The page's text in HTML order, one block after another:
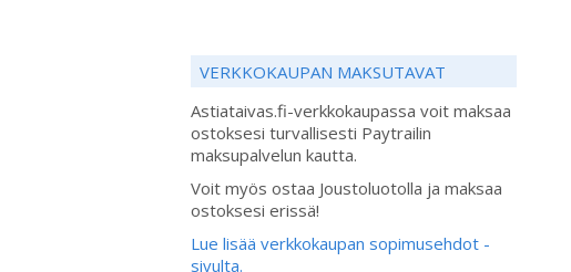
VERKKOKAUPAN MAKSUTAVAT
Astiataivas.fi-verkkokaupassa voit maksaa
ostoksesi turvallisesti Paytrailin
maksupalvelun kautta.
Voit myös ostaa Joustoluotolla ja maksaa
ostoksesi erissä!
Lue lisää verkkokaupan sopimusehdot -
sivulta.